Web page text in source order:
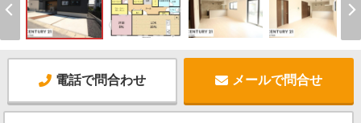
電話で問合わせ メールで問合せ